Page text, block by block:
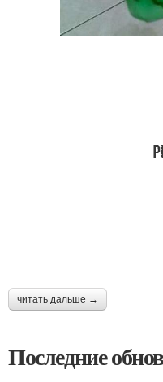
читать дальше →
Последние